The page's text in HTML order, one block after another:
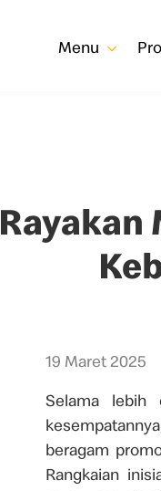
Menu
Rayakan
19 Maret 2025
Selama lebih
beragam
Rangkaian